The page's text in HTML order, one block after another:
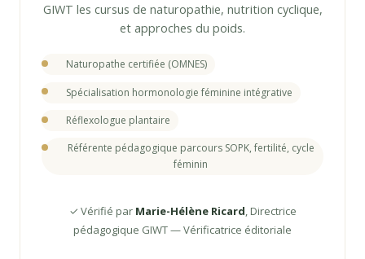
GIWT les cursus de naturopathie, nutrition cyclique,
et approches du poids.
Naturopathe certifiée (OMNES)
Spécialisation hormonologie féminine intégrative
Réflexologue plantaire
Référente pédagogique parcours SOPK, fertilité, cycle
féminin
✓ Vérifié par Marie-Hélène Ricard, Directrice
pédagogique GIWT — Vérificatrice éditoriale